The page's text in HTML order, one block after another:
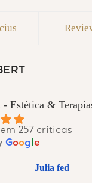
Estética &
257 críticas
Google
Julia fed